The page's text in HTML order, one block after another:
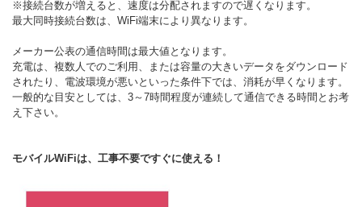
※接続台数が増えると、速度は分配されますので遅くなります。
最大同時接続台数は、WiFi端末により異なります。
メーカー公表の通信時間は最大値となります。
充電は、複数人でのご利用、または容量の大きいデータをダウンロード
されたり、電波環境が悪いといった条件下では、消耗が早くなります。
一般的な目安としては、3～7時間程度が連続して通信できる時間とお考
え下さい。
モバイルWiFiは、工事不要ですぐに使える！